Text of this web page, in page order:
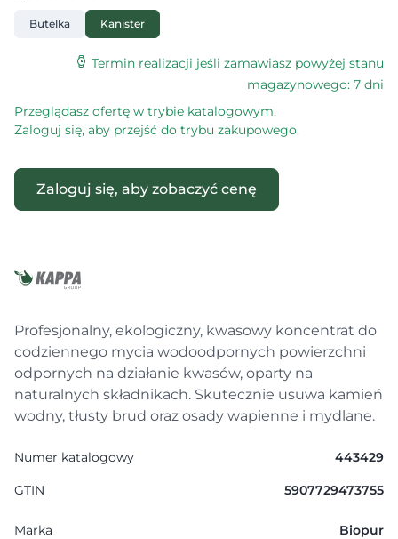
Butelka Kanister
Termin realizacji jeśli zamawiasz powyżej stanu
magazynowego: 7 dni
Przeglądasz ofertę w trybie katalogowym.
Zaloguj się, aby przejść do trybu zakupowego.
Zaloguj się, aby zobaczyć cenę
Profesjonalny, ekologiczny, kwasowy koncentrat do
codziennego mycia wodoodpornych powierzchni
odpornych na działanie kwasów, oparty na
naturalnych składnikach. Skutecznie usuwa kamień
wodny, tłusty brud oraz osady wapienne i mydlane.
Numer katalogowy 443429
GTIN 5907729473755
Marka Biopur